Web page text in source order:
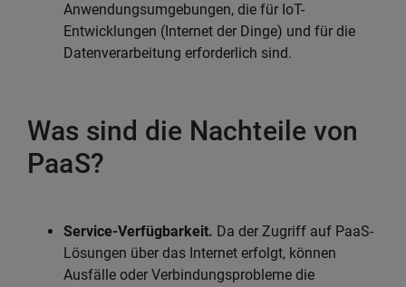
Anwendungsumgebungen, die für IoT-
Entwicklungen (Internet der Dinge) und für die
Datenverarbeitung erforderlich sind.
Was sind die Nachteile von
PaaS?
Service-Verfügbarkeit. Da der Zugriff auf PaaS-
Lösungen über das Internet erfolgt, können
Ausfälle oder Verbindungsprobleme die